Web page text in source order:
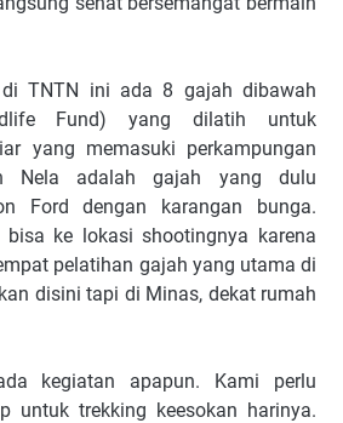
TNTN ini ada 8 gajah dibawah
Fund) yang dilatih untuk
yang memasuki perkampungan
Nela adalah gajah yang dulu
Ford dengan karangan bunga.
ke lokasi shootingnya karena
pelatihan gajah yang utama di
disini tapi di Minas, dekat rumah
kegiatan apapun. Kami perlu
untuk trekking keesokan harinya.